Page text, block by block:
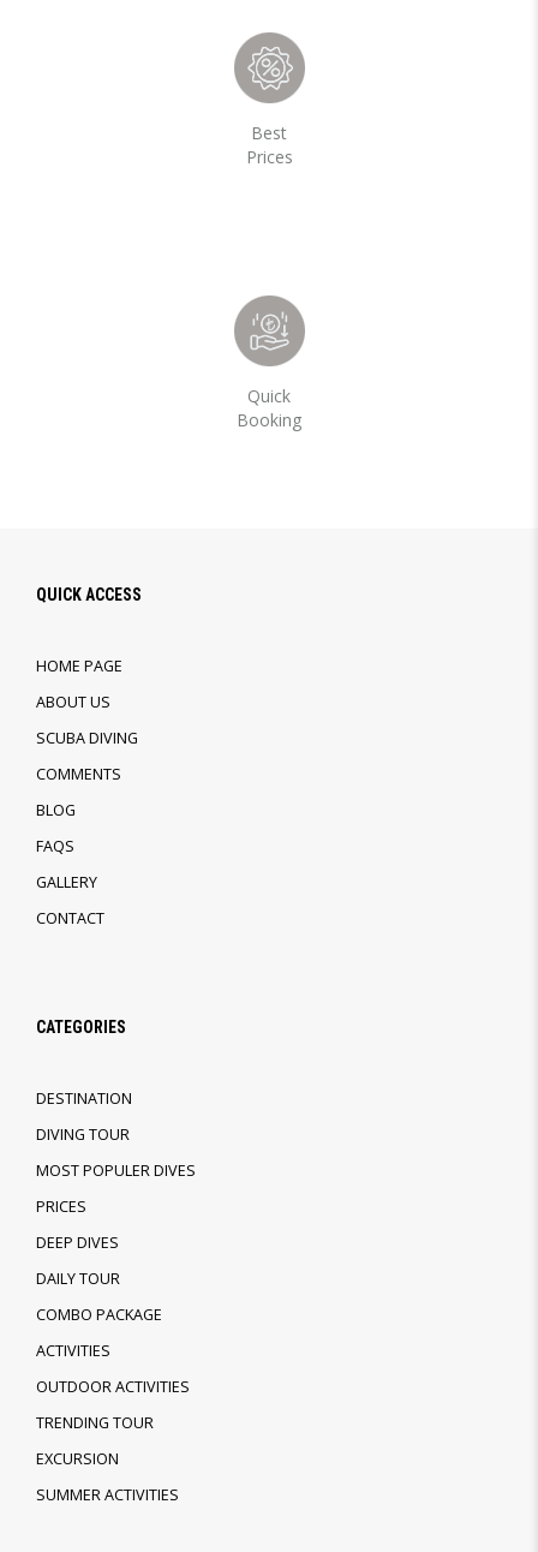
Best
Prices
Quick
Booking
QUICK ACCESS
HOME PAGE
ABOUT US
SCUBA DIVING
COMMENTS
BLOG
FAQS
GALLERY
CONTACT
CATEGORIES
DESTINATION
DIVING TOUR
MOST POPULER DIVES
PRICES
DEEP DIVES
DAILY TOUR
COMBO PACKAGE
ACTIVITIES
OUTDOOR ACTIVITIES
TRENDING TOUR
EXCURSION
SUMMER ACTIVITIES